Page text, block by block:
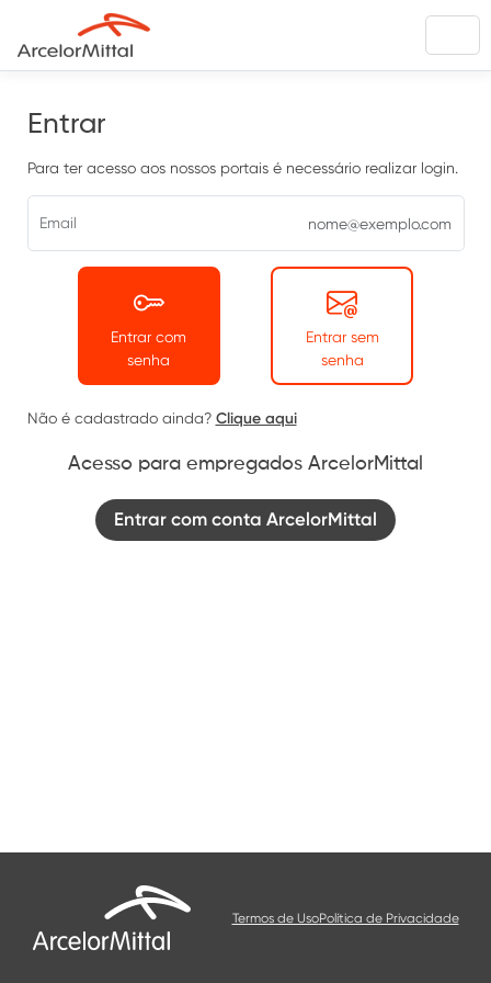
Entrar
Para ter acesso aos nossos portais é necessário realizar login.
Email
Entrar com
senha
Entrar sem
senha
Não é cadastrado ainda? Clique aqui
Acesso para empregados ArcelorMittal
Entrar com conta ArcelorMittal
Termos de UsoPolítica de Privacidade